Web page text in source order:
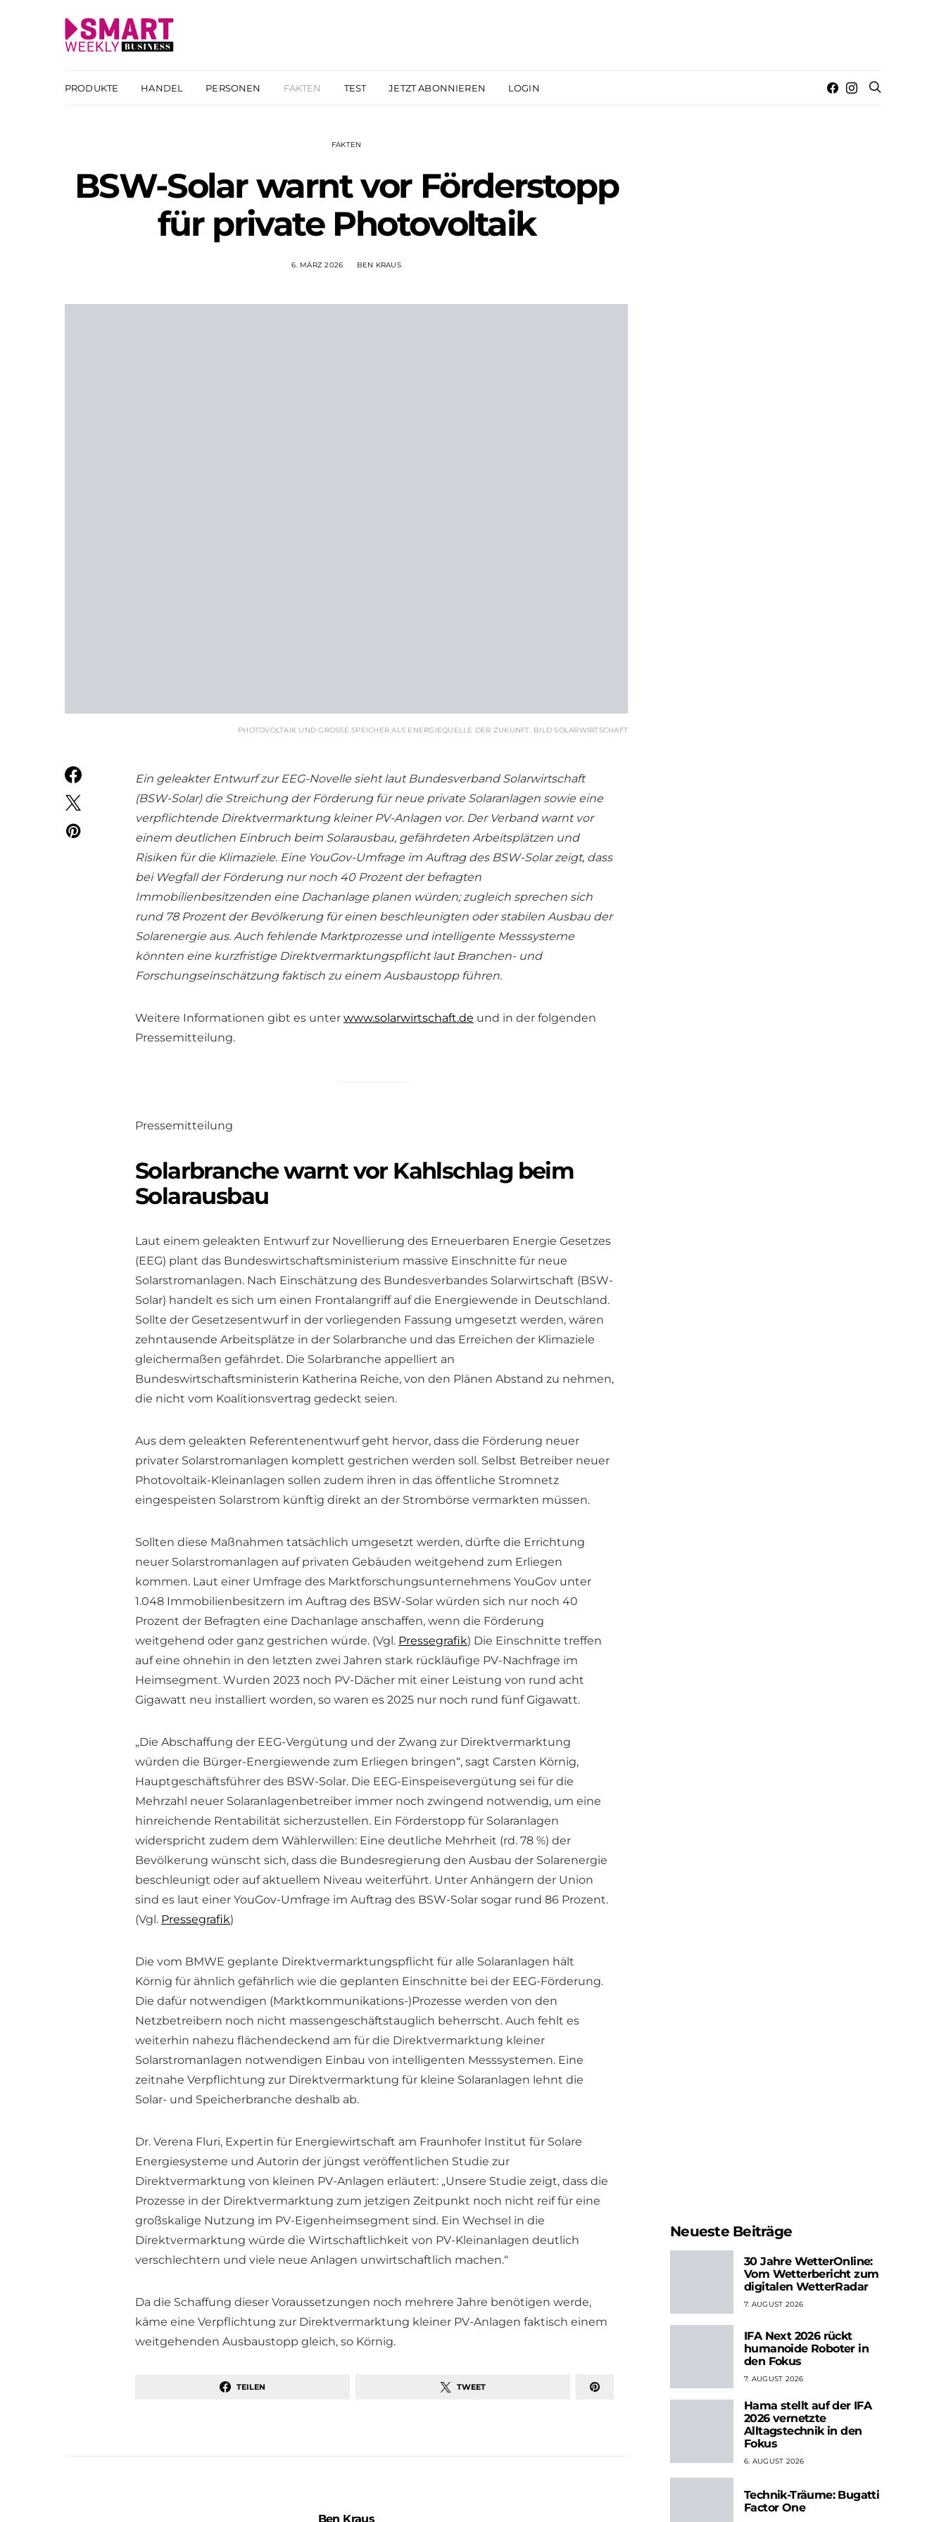
PRODUKTE HANDEL PERSONEN FAKTEN TEST JETZT ABONNIEREN LOGIN
FAKTEN
BSW-Solar warnt vor Förderstopp
für private Photovoltaik
6. MÄRZ 2026 BEN KRAUS
PHOTOVOLTAIK UND GROSSE SPEICHER ALS ENERGIEQUELLE DER ZUKUNFT. BILD SOLARWIRTSCHAFT
Ein geleakter Entwurf zur EEG-Novelle sieht laut Bundesverband Solarwirtschaft
(BSW-Solar) die Streichung der Förderung für neue private Solaranlagen sowie eine
verpflichtende Direktvermarktung kleiner PV-Anlagen vor. Der Verband warnt vor
einem deutlichen Einbruch beim Solarausbau, gefährdeten Arbeitsplätzen und
Risiken für die Klimaziele. Eine YouGov-Umfrage im Auftrag des BSW-Solar zeigt, dass
bei Wegfall der Förderung nur noch 40 Prozent der befragten
Immobilienbesitzenden eine Dachanlage planen würden; zugleich sprechen sich
rund 78 Prozent der Bevölkerung für einen beschleunigten oder stabilen Ausbau der
Solarenergie aus. Auch fehlende Marktprozesse und intelligente Messsysteme
könnten eine kurzfristige Direktvermarktungspflicht laut Branchen- und
Forschungseinschätzung faktisch zu einem Ausbaustopp führen.
Weitere Informationen gibt es unter www.solarwirtschaft.de und in der folgenden
Pressemitteilung.
Pressemitteilung
Solarbranche warnt vor Kahlschlag beim
Solarausbau
Laut einem geleakten Entwurf zur Novellierung des Erneuerbaren Energie Gesetzes
(EEG) plant das Bundeswirtschaftsministerium massive Einschnitte für neue
Solarstromanlagen. Nach Einschätzung des Bundesverbandes Solarwirtschaft (BSW-
Solar) handelt es sich um einen Frontalangriff auf die Energiewende in Deutschland.
Sollte der Gesetzesentwurf in der vorliegenden Fassung umgesetzt werden, wären
zehntausende Arbeitsplätze in der Solarbranche und das Erreichen der Klimaziele
gleichermaßen gefährdet. Die Solarbranche appelliert an
Bundeswirtschaftsministerin Katherina Reiche, von den Plänen Abstand zu nehmen,
die nicht vom Koalitionsvertrag gedeckt seien.
Aus dem geleakten Referentenentwurf geht hervor, dass die Förderung neuer
privater Solarstromanlagen komplett gestrichen werden soll. Selbst Betreiber neuer
Photovoltaik-Kleinanlagen sollen zudem ihren in das öffentliche Stromnetz
eingespeisten Solarstrom künftig direkt an der Strombörse vermarkten müssen.
Sollten diese Maßnahmen tatsächlich umgesetzt werden, dürfte die Errichtung
neuer Solarstromanlagen auf privaten Gebäuden weitgehend zum Erliegen
kommen. Laut einer Umfrage des Marktforschungsunternehmens YouGov unter
1.048 Immobilienbesitzern im Auftrag des BSW-Solar würden sich nur noch 40
Prozent der Befragten eine Dachanlage anschaffen, wenn die Förderung
weitgehend oder ganz gestrichen würde. (Vgl. Pressegrafik) Die Einschnitte treffen
auf eine ohnehin in den letzten zwei Jahren stark rückläufige PV-Nachfrage im
Heimsegment. Wurden 2023 noch PV-Dächer mit einer Leistung von rund acht
Gigawatt neu installiert worden, so waren es 2025 nur noch rund fünf Gigawatt.
„Die Abschaffung der EEG-Vergütung und der Zwang zur Direktvermarktung
würden die Bürger-Energiewende zum Erliegen bringen“, sagt Carsten Körnig,
Hauptgeschäftsführer des BSW-Solar. Die EEG-Einspeisevergütung sei für die
Mehrzahl neuer Solaranlagenbetreiber immer noch zwingend notwendig, um eine
hinreichende Rentabilität sicherzustellen. Ein Förderstopp für Solaranlagen
widerspricht zudem dem Wählerwillen: Eine deutliche Mehrheit (rd. 78 %) der
Bevölkerung wünscht sich, dass die Bundesregierung den Ausbau der Solarenergie
beschleunigt oder auf aktuellem Niveau weiterführt. Unter Anhängern der Union
sind es laut einer YouGov-Umfrage im Auftrag des BSW-Solar sogar rund 86 Prozent.
(Vgl. Pressegrafik)
Die vom BMWE geplante Direktvermarktungspflicht für alle Solaranlagen hält
Körnig für ähnlich gefährlich wie die geplanten Einschnitte bei der EEG-Förderung.
Die dafür notwendigen (Marktkommunikations-)Prozesse werden von den
Netzbetreibern noch nicht massengeschäftstauglich beherrscht. Auch fehlt es
weiterhin nahezu flächendeckend am für die Direktvermarktung kleiner
Solarstromanlagen notwendigen Einbau von intelligenten Messsystemen. Eine
zeitnahe Verpflichtung zur Direktvermarktung für kleine Solaranlagen lehnt die
Solar- und Speicherbranche deshalb ab.
Dr. Verena Fluri, Expertin für Energiewirtschaft am Fraunhofer Institut für Solare
Energiesysteme und Autorin der jüngst veröffentlichen Studie zur
Direktvermarktung von kleinen PV-Anlagen erläutert: „Unsere Studie zeigt, dass die
Prozesse in der Direktvermarktung zum jetzigen Zeitpunkt noch nicht reif für eine
großskalige Nutzung im PV-Eigenheimsegment sind. Ein Wechsel in die
Direktvermarktung würde die Wirtschaftlichkeit von PV-Kleinanlagen deutlich
verschlechtern und viele neue Anlagen unwirtschaftlich machen.“
Da die Schaffung dieser Voraussetzungen noch mehrere Jahre benötigen werde,
käme eine Verpflichtung zur Direktvermarktung kleiner PV-Anlagen faktisch einem
weitgehenden Ausbaustopp gleich, so Körnig.
TEILEN TWEET
Ben Kraus
Neueste Beiträge
30 Jahre WetterOnline:
Vom Wetterbericht zum
digitalen WetterRadar
7. AUGUST 2026
IFA Next 2026 rückt
humanoide Roboter in
den Fokus
7. AUGUST 2026
Hama stellt auf der IFA
2026 vernetzte
Alltagstechnik in den
Fokus
6. AUGUST 2026
Technik-Träume: Bugatti
Factor One